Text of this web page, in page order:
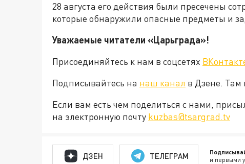
28 августа его действия были пресечены
которые обнаружили опасные предметы и
Уважаемые читатели «Царьграда»!
Присоединяйтесь к нам в соцсетях
Подписывайтесь на наш канал в Дзене. Там
Если вам есть чем поделиться с нами,
на электронную почту kuzbas@tsargrad.tv
ДЗЕН ТЕЛЕГРАМ и первыми